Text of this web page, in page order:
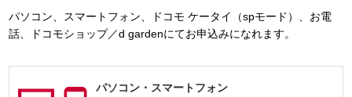
パソコン、スマートフォン、ドコモ ケータイ（spモード）、お電
話、ドコモショップ／d gardenにてお申込みになれます。
パソコン・ スマートフォン